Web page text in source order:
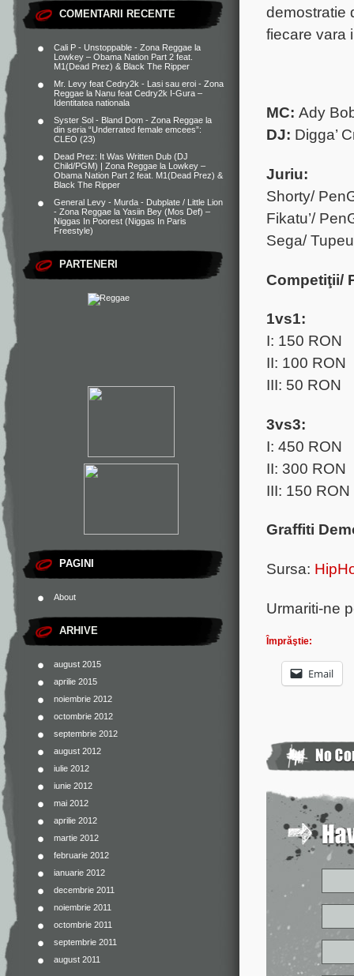
COMENTARII RECENTE
Cali P - Unstoppable - Zona Reggae la
Lowkey – Obama Nation Part 2 feat.
M1(Dead Prez) & Black The Ripper
Mr. Levy feat Cedry2k - Lasi sau eroi - Zona
Reggae la Nanu feat Cedry2k I-Gura –
Identitatea nationala
Syster Sol - Bland Dom - Zona Reggae la
din seria “Underrated female emcees”:
CLEO (23)
Dead Prez: It Was Written Dub (DJ
Child/PGM) | Zona Reggae la Lowkey –
Obama Nation Part 2 feat. M1(Dead Prez) &
Black The Ripper
General Levy - Murda - Dubplate / Little Lion
- Zona Reggae la Yasiin Bey (Mos Def) –
Niggas In Poorest (Niggas In Paris
Freestyle)
PARTENERI
PAGINI
About
ARHIVE
august 2015
aprilie 2015
noiembrie 2012
octombrie 2012
septembrie 2012
august 2012
iulie 2012
iunie 2012
mai 2012
aprilie 2012
martie 2012
februarie 2012
ianuarie 2012
decembrie 2011
noiembrie 2011
octombrie 2011
septembrie 2011
august 2011
demostratie
fiecare vara
MC: Ady
DJ: Digga’
Juriu:
Shorty/
Fikatu’/
Sega/ Tupeu
Competiţii/
1vs1:
I: 150 RON
II: 100 RON
III: 50 RON
3vs3:
I: 450 RON
II: 300 RON
III: 150 RON
Graffiti
Sursa:
Urmariti-ne
Împrăştie:
Email